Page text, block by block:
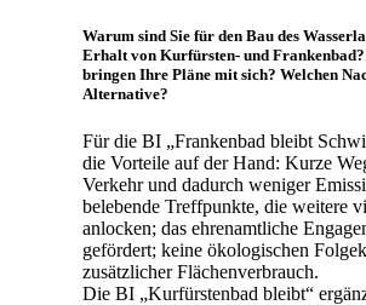
Warum sind Sie für den Bau des
Erhalt von Kurfürsten- und
bringen Ihre Pläne mit sich? Welchen
Alternative?
Für die BI „Frankenbad bleibt
die Vorteile auf der Hand: Kurze
Verkehr und dadurch weniger
belebende Treffpunkte, die weitere
anlocken; das ehrenamtliche
gefördert; keine ökologischen
zusätzlicher Flächenverbrauch.
Die BI „Kurfürstenbad bleibt“